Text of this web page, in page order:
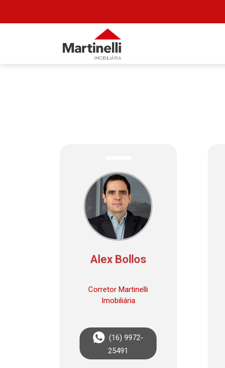
Alex Bollos
Corretor Martinelli
Imobiliária
(16) 9972-
25491